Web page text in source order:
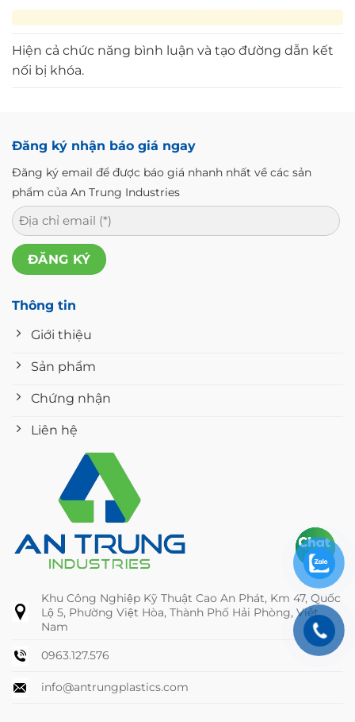
Hiện cả chức năng bình luận và tạo đường dẫn kết
nối bị khóa.
Đăng ký nhận báo giá ngay
Đăng ký email để được báo giá nhanh nhất về các sản
phẩm của An Trung Industries
Thông tin
Giới thiệu
Sản phẩm
Chứng nhận
Liên hệ
Khu Công Nghiệp Kỹ Thuật Cao An Phát, Km 47, Quốc
Lộ 5, Phường Việt Hòa, Thành Phố Hải Phòng, Việt
Nam
0963.127.576
info@antrungplastics.com